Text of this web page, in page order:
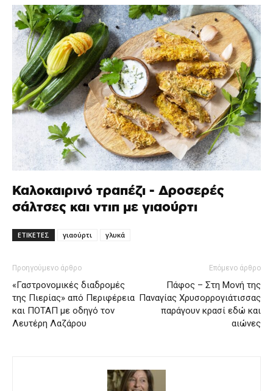
Καλοκαιρινό τραπέζι - Δροσερές
σάλτσες και ντιπ με γιαούρτι
ΕΤΙΚΕΤΕΣ γιαούρτι γλυκά
Προηγούμενο άρθρο
«Γαστρονομικές διαδρομές
της Πιερίας» από Περιφέρεια
και ΠΟΤΑΠ με οδηγό τον
Λευτέρη Λαζάρου
Επόμενο άρθρο
Πάφος – Στη Μονή της
Παναγίας Χρυσορρογιάτισσας
παράγουν κρασί εδώ και
αιώνες